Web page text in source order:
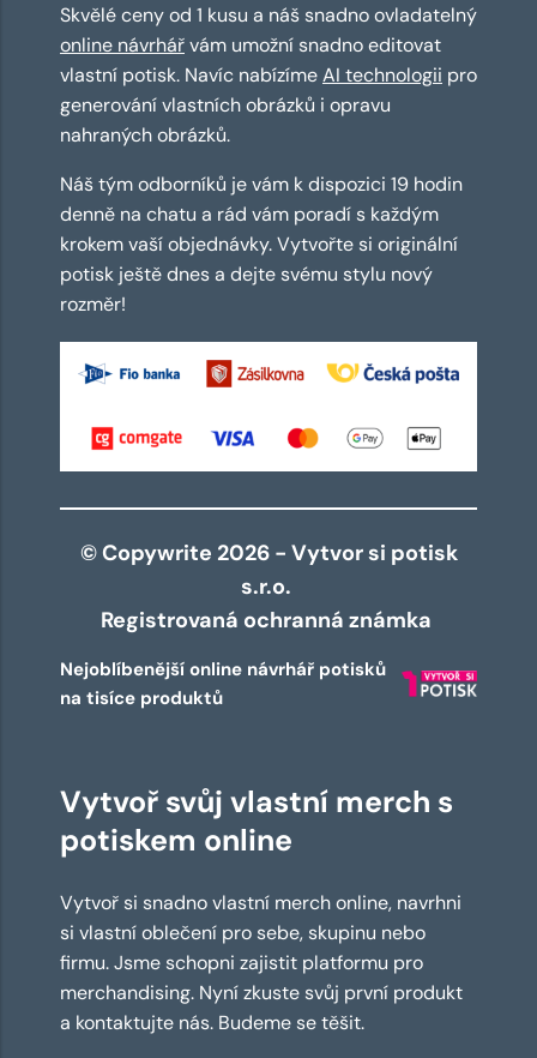
Skvělé ceny od 1 kusu a náš snadno ovladatelný
online návrhářvám umožní snadno editovat
vlastní potisk. Navíc nabízímeAI technologii pro
generování vlastních obrázků i opravu
nahraných obrázků.
Náš tým odborníků je vám k dispozici 19 hodin
denně na chatu a rád vám poradí s každým
krokem vaší objednávky. Vytvořte si originální
potisk ještě dnes a dejte svému stylu nový
rozměr!
© Copywrite 2026 - Vytvor si potisk
s.r.o.
Registrovaná ochranná známka
Nejoblíbenější online návrhář potisků
na tisíce produktů
Vytvoř svůj vlastní merch s
potiskem online
Vytvoř si snadno vlastní merch online, navrhni
si vlastní oblečení pro sebe, skupinu nebo
firmu. Jsme schopni zajistit platformu pro
merchandising. Nyní zkuste svůj první produkt
a kontaktujte nás. Budeme se těšit.